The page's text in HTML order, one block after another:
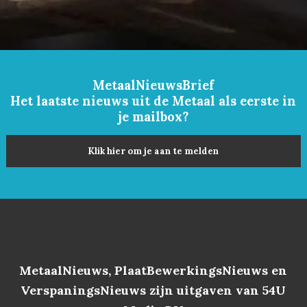
MetaalNieuwsBrief
Het laatste nieuws uit de Metaal als eerste in
je mailbox?
Klik hier om je aan te melden
MetaalNieuws, PlaatBewerkingsNieuws en
VerspaningsNieuws zijn uitgaven van 54U